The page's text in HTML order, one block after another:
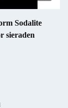
Sodalite
sieraden